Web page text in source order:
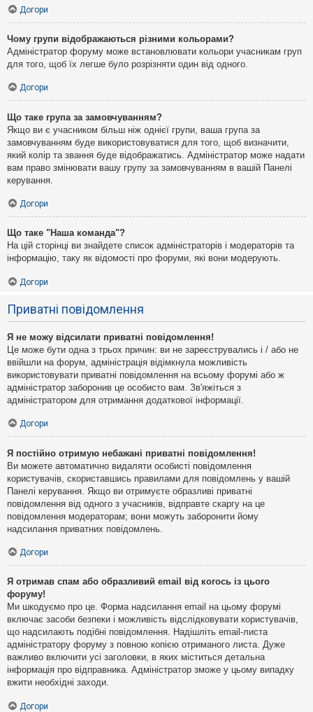
Догори
Чому групи відображаються різними кольорами?
Адміністратор форуму може встановлювати кольори учасникам груп
для того, щоб їх легше було розрізняти один від одного.
Догори
Що таке група за замовчуванням?
Якщо ви є учасником більш ніж однієї групи, ваша група за
замовчуванням буде використовуватися для того, щоб визначити,
який колір та звання буде відображатись. Адміністратор може надати
вам право змінювати вашу групу за замовчуванням в вашій Панелі
керування.
Догори
Що таке "Наша команда"?
На цій сторінці ви знайдете список адміністраторів і модераторів та
інформацію, таку як відомості про форуми, які вони модерують.
Догори
Приватні повідомлення
Я не можу відсилати приватні повідомлення!
Це може бути одна з трьох причин: ви не зареєструвались і / або не
ввійшли на форум, адміністрація відімкнула можливість
використовувати приватні повідомлення на всьому форумі або ж
адміністратор заборонив це особисто вам. Зв'яжіться з
адміністратором для отримання додаткової інформації.
Догори
Я постійно отримую небажані приватні повідомлення!
Ви можете автоматично видаляти особисті повідомлення
користувачів, скориставшись правилами для повідомлень у вашій
Панелі керування. Якщо ви отримуєте образливі приватні
повідомлення від одного з учасників, відправте скаргу на це
повідомлення модераторам; вони можуть заборонити йому
надсилання приватних повідомлень.
Догори
Я отримав спам або образливий email від когось із цього
форуму!
Ми шкодуємо про це. Форма надсилання email на цьому форумі
включає засоби безпеки і можливість відслідковувати користувачів,
що надсилають подібні повідомлення. Надішліть email-листа
адміністратору форуму з повною копією отриманого листа. Дуже
важливо включити усі заголовки, в яких міститься детальна
інформація про відправника. Адміністратор зможе у цьому випадку
вжити необхідні заходи.
Догори